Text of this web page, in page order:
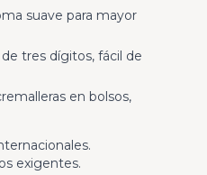
suave para mayor
tres dígitos, fácil de
en bolsos,
exigentes.